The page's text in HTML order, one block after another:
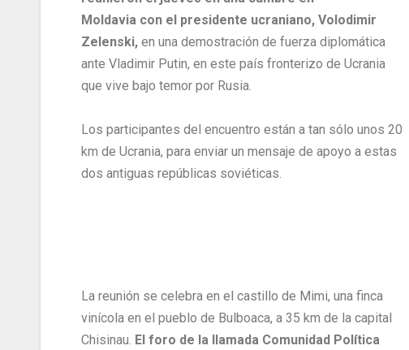
Moldavia con el presidente ucraniano, Volodimir
Zelenski, en una demostración de fuerza diplomática
ante Vladimir Putin, en este país fronterizo de Ucrania
que vive bajo temor por Rusia.
Los participantes del encuentro están a tan sólo unos 20
km de Ucrania, para enviar un mensaje de apoyo a estas
dos antiguas repúblicas soviéticas.
La reunión se celebra en el castillo de Mimi, una finca
vinícola en el pueblo de Bulboaca, a 35 km de la capital
Chisinau. El foro de la llamada Comunidad Política